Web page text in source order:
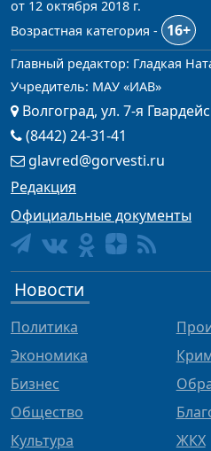
от 12 октября 2018 г.
Возрастная категория -
16+
Главный редактор: Гладкая
Учредитель: МАУ «ИАВ»
Волгоград, ул. 7-я
(8442) 24-31-41
glavred@gorvesti.ru
Редакция
Официальные документы
Новости
Политика
Экономика
Бизнес
Общество
Культура
ЖКХ